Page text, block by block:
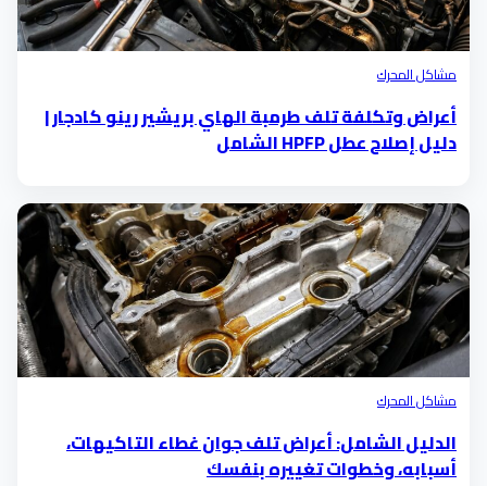
مشاكل المحرك
أعراض وتكلفة تلف طرمبة الهاي بريشير رينو كادجار |
دليل إصلاح عطل HPFP الشامل
مشاكل المحرك
الدليل الشامل: أعراض تلف جوان غطاء التاكيهات،
أسبابه، وخطوات تغييره بنفسك